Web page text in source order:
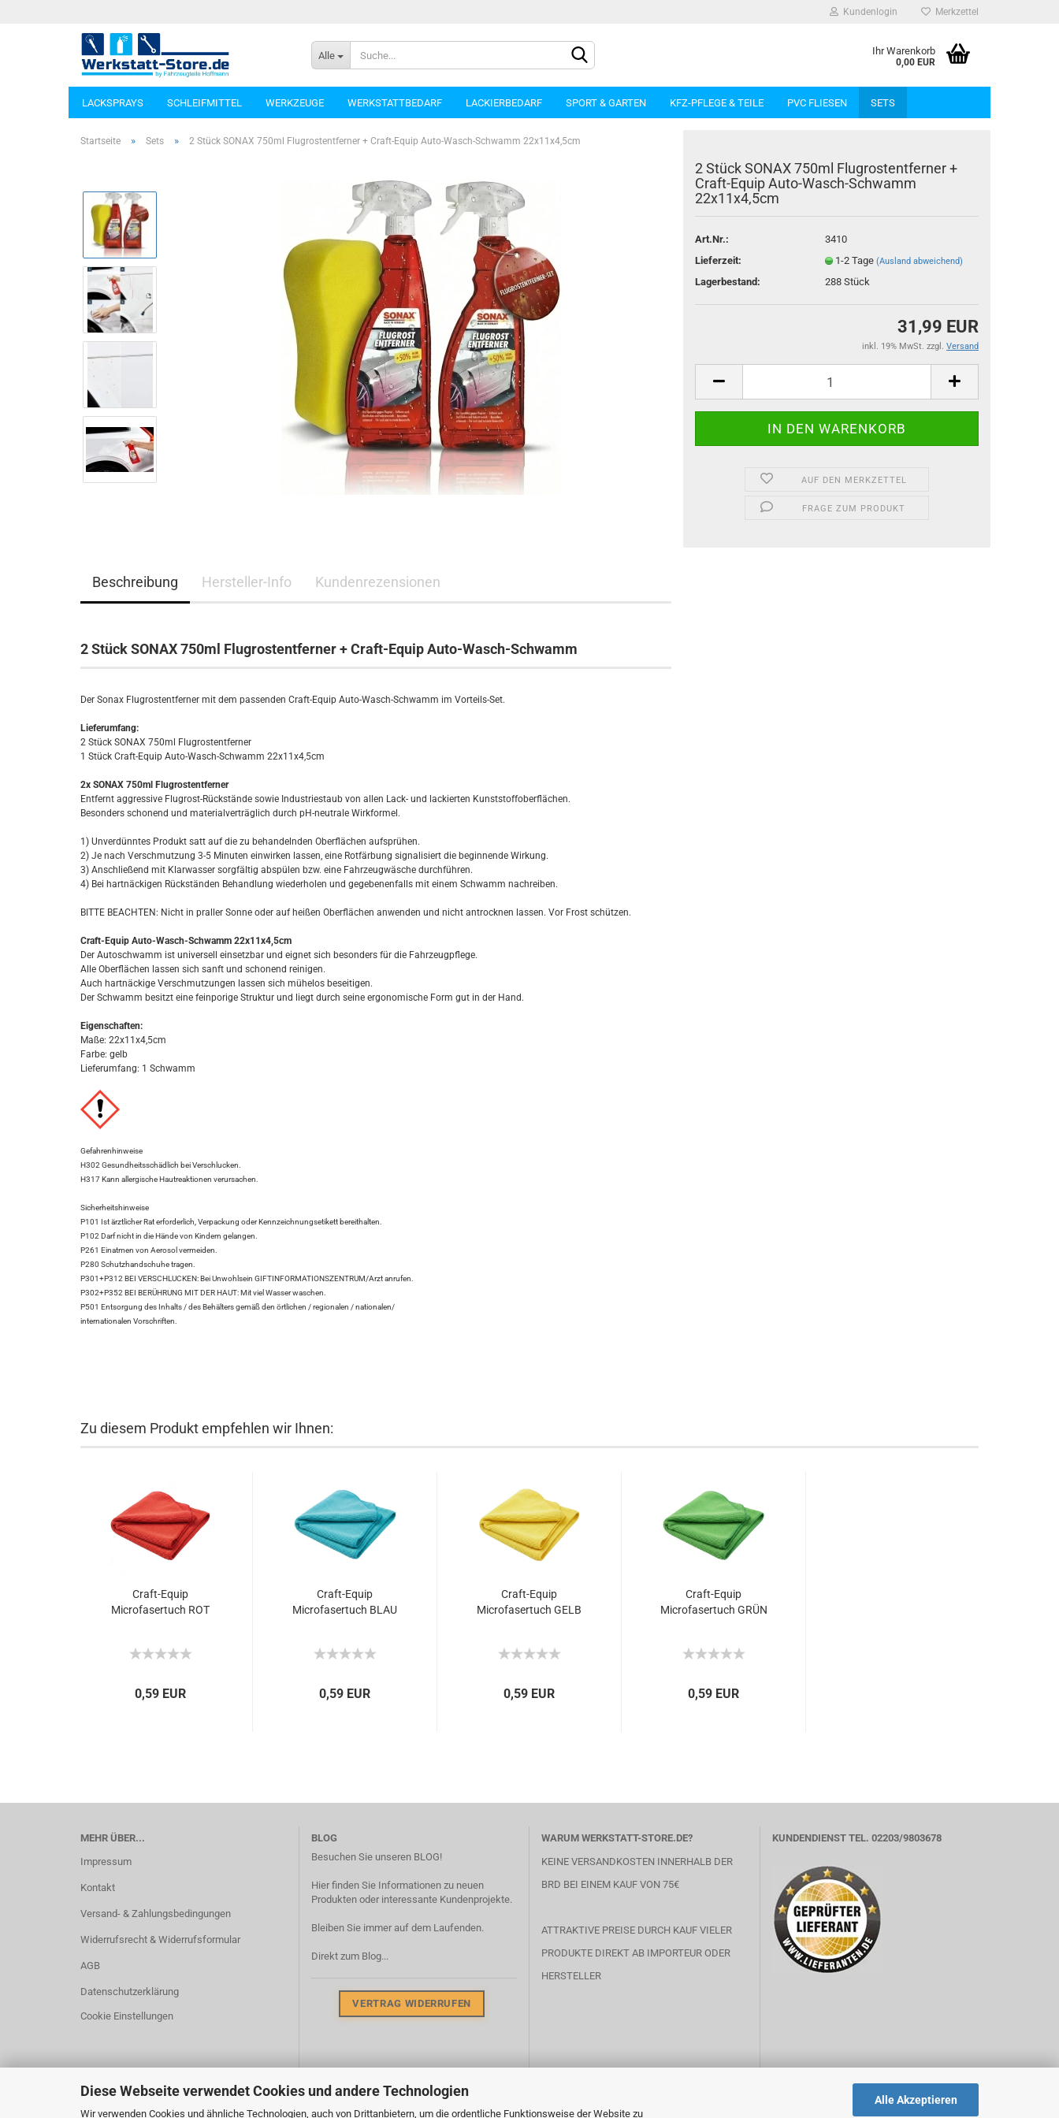
Diese Webseite verwendet Cookies und andere Technologien
Wir verwenden Cookies und ähnliche Technologien, auch von Drittanbietern, um die ordentliche Funktionsweise der Website zu
Alle Akzeptieren
Kundenlogin Merkzettel
Alle Ihr Warenkorb
0,00 EUR
LACKSPRAYS SCHLEIFMITTEL WERKZEUGE WERKSTATTBEDARF LACKIERBEDARF SPORT & GARTEN KFZ-PFLEGE & TEILE PVC FLIESEN SETS
Startseite » Sets » 2 Stück SONAX 750ml Flugrostentferner + Craft-Equip Auto-Wasch-Schwamm 22x11x4,5cm
2 Stück SONAX 750ml Flugrostentferner +
Craft-Equip Auto-Wasch-Schwamm
22x11x4,5cm
Art.Nr.:
3410
Lieferzeit:
1-2 Tage (Ausland abweichend)
Lagerbestand: 288 Stück
31,99 EUR
inkl. 19% MwSt. zzgl. Versand
AUF DEN MERKZETTEL
FRAGE ZUM PRODUKT
Beschreibung Hersteller-Info Kundenrezensionen
2 Stück SONAX 750ml Flugrostentferner + Craft-Equip Auto-Wasch-Schwamm
Der Sonax Flugrostentferner mit dem passenden Craft-Equip Auto-Wasch-Schwamm im Vorteils-Set.
Lieferumfang:
2 Stück SONAX 750ml Flugrostentferner
1 Stück Craft-Equip Auto-Wasch-Schwamm 22x11x4,5cm
2x SONAX 750ml Flugrostentferner
Entfernt aggressive Flugrost-Rückstände sowie Industriestaub von allen Lack- und lackierten Kunststoffoberflächen.
Besonders schonend und materialverträglich durch pH-neutrale Wirkformel.
1) Unverdünntes Produkt satt auf die zu behandelnden Oberflächen aufsprühen.
2) Je nach Verschmutzung 3-5 Minuten einwirken lassen, eine Rotfärbung signalisiert die beginnende Wirkung.
3) Anschließend mit Klarwasser sorgfältig abspülen bzw. eine Fahrzeugwäsche durchführen.
4) Bei hartnäckigen Rückständen Behandlung wiederholen und gegebenenfalls mit einem Schwamm nachreiben.
BITTE BEACHTEN: Nicht in praller Sonne oder auf heißen Oberflächen anwenden und nicht antrocknen lassen. Vor Frost schützen.
Craft-Equip Auto-Wasch-Schwamm 22x11x4,5cm
Der Autoschwamm ist universell einsetzbar und eignet sich besonders für die Fahrzeugpflege.
Alle Oberflächen lassen sich sanft und schonend reinigen.
Auch hartnäckige Verschmutzungen lassen sich mühelos beseitigen.
Der Schwamm besitzt eine feinporige Struktur und liegt durch seine ergonomische Form gut in der Hand.
Eigenschaften:
Maße: 22x11x4,5cm
Farbe: gelb
Lieferumfang: 1 Schwamm
Gefahrenhinweise
H302 Gesundheitsschädlich bei Verschlucken.
H317 Kann allergische Hautreaktionen verursachen.
Sicherheitshinweise
P101 Ist ärztlicher Rat erforderlich, Verpackung oder Kennzeichnungsetikett bereithalten.
P102 Darf nicht in die Hände von Kindern gelangen.
P261 Einatmen von Aerosol vermeiden.
P280 Schutzhandschuhe tragen.
P301+P312 BEI VERSCHLUCKEN: Bei Unwohlsein GIFTINFORMATIONSZENTRUM/Arzt anrufen.
P302+P352 BEI BERÜHRUNG MIT DER HAUT: Mit viel Wasser waschen.
P501 Entsorgung des Inhalts / des Behälters gemäß den örtlichen / regionalen / nationalen/
internationalen Vorschriften.
Zu diesem Produkt empfehlen wir Ihnen:
Craft-Equip
Microfasertuch ROT
0,59 EUR
Craft-Equip
Microfasertuch BLAU
0,59 EUR
Craft-Equip
Microfasertuch GELB
0,59 EUR
Craft-Equip
Microfasertuch GRÜN
0,59 EUR
MEHR ÜBER...
Impressum
Kontakt
Versand- & Zahlungsbedingungen
Widerrufsrecht & Widerrufsformular
AGB
Datenschutzerklärung
Cookie Einstellungen
BLOG
Besuchen Sie unseren BLOG!
Hier finden Sie Informationen zu neuen
Produkten oder interessante Kundenprojekte.
Bleiben Sie immer auf dem Laufenden.
Direkt zum Blog...
VERTRAG WIDERRUFEN
WARUM WERKSTATT-STORE.DE?
KEINE VERSANDKOSTEN INNERHALB DER
BRD BEI EINEM KAUF VON 75€
ATTRAKTIVE PREISE DURCH KAUF VIELER
PRODUKTE DIREKT AB IMPORTEUR ODER
HERSTELLER
KUNDENDIENST TEL. 02203/9803678